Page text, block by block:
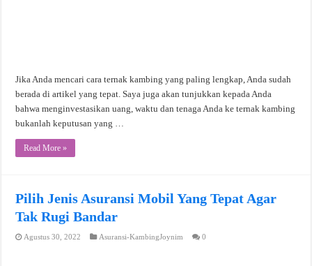
Jika Anda mencari cara ternak kambing yang paling lengkap, Anda sudah
berada di artikel yang tepat. Saya juga akan tunjukkan kepada Anda
bahwa menginvestasikan uang, waktu dan tenaga Anda ke ternak kambing
bukanlah keputusan yang …
Read More »
Pilih Jenis Asuransi Mobil Yang Tepat Agar
Tak Rugi Bandar
Agustus 30, 2022 Asuransi-KambingJoynim 0